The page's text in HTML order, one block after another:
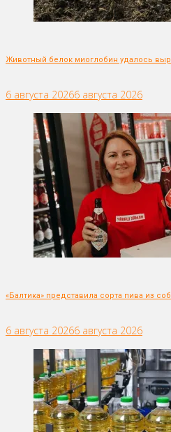
Животный белок миоглобин удалось
6 августа 20266 августа 2026
«Балтика» представила сорта пива из
6 августа 20266 августа 2026